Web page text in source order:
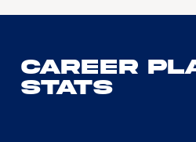
Career
Stats